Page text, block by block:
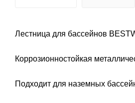
Лестница для бассейнов
Коррозионностойкая
Подходит для наземных